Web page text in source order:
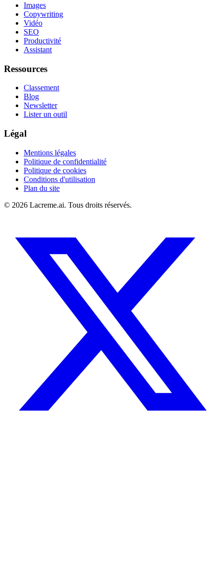
Images
Copywriting
Vidéo
SEO
Productivité
Assistant
Ressources
Classement
Blog
Newsletter
Lister un outil
Légal
Mentions légales
Politique de confidentialité
Politique de cookies
Conditions d'utilisation
Plan du site
© 2026 Lacreme.ai. Tous droits réservés.